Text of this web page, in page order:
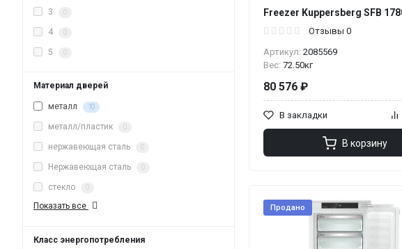
3 0
4 0
5 0
Материал дверей
металл 10
металл/пластик 0
нержавеющая сталь 0
Нержавеющая сталь 0
стекло 0
Показать все
Класс энергопотребления
Freezer Kuppersberg SFB
Отзывы 0
Артикул: 2085569
Вес: 72.50кг
80 576 ₽
В закладки
В корзину
Продано